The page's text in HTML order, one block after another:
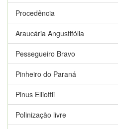
Procedência
Araucária Angustifólia
Pessegueiro Bravo
Pinheiro do Paraná
Pinus Elliottii
Polinização livre